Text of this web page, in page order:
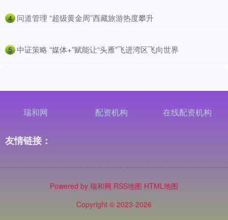
4 ​问道管理 “超级黄金周”西藏旅游热度攀升
5 ​中证策略 “媒体+”赋能让“头雁”飞进湾区飞向世界
瑞和网 配资机构 在线配资机构
友情链接：
Powered by 瑞和网 RSS地图 HTML地图
Copyright © 2023-2026